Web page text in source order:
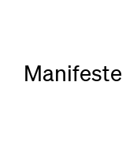
Manifeste